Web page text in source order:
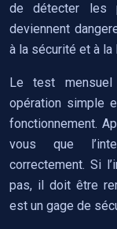
de détecter les
deviennent
à la sécurité et à
Le test mensuel
opération simple
fonctionnement.
vous que
correctement. Si
pas, il doit être
est un gage de